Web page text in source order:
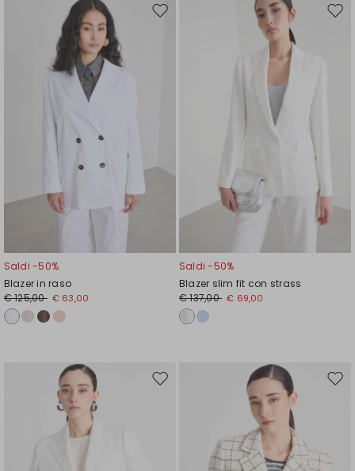
Sposta
Saldi -50%
Blazer in raso
€ 125,00 € 63,00
Saldi -50%
Blazer slim fit con strass
€ 137,00 € 69,00
Sposta